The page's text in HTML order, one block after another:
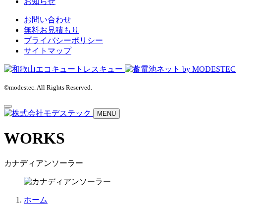
お問い合わせ
無料お見積もり
プライバシーポリシー
サイトマップ
©modestec. All Rights Reserved.
MENU
WORKS
カナディアンソーラー
ホーム